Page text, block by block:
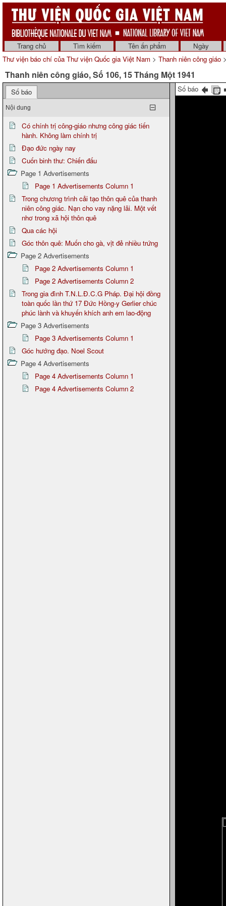
Trang chủ Tìm kiếm Tên ấn phẩm
Ngày
Thư viện báo chí của Thư viện Quốc gia Việt Nam > Thanh niên công giáo
Thanh niên công giáo, Số 106, 15 Tháng Một 1941
Số báo
Nội dung
Có chính trị công-giáo nhưng công giác tiến
hành. Không làm chính trị
Đạo đức ngày nay
Cuốn binh thư: Chiến đấu
Page 1 Advertisements
Page 1 Advertisements Column 1
Trong chương trình cải tạo thôn quê của thanh
niên công giác. Nạn cho vay nặng lãi. Một vết
nhơ trong xã hội thôn quê
Qua các hội
Góc thôn quê: Muốn cho gà, vịt đẻ nhiều trứng
Page 2 Advertisements
Page 2 Advertisements Column 1
Page 2 Advertisements Column 2
Trong gia đình T.N.L.Đ.C.G Pháp. Đại hội đồng
toàn quốc lần thứ 17 Đức Hồng-y Gerlier chúc
phúc lành và khuyến khích anh em lao-động
Page 3 Advertisements
Page 3 Advertisements Column 1
Góc hướng đạo. Noel Scout
Page 4 Advertisements
Page 4 Advertisements Column 1
Page 4 Advertisements Column 2
Số báo